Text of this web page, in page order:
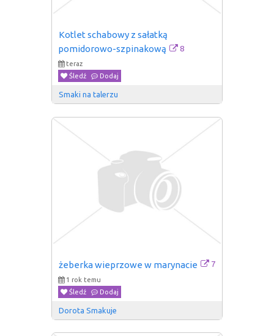
Kotlet schabowy z sałatką
pomidorowo-szpinakową
8
teraz
Śledź
Dodaj
Smaki na talerzu
żeberka wieprzowe w marynacie 7
1 rok temu
Śledź
Dodaj
Dorota Smakuje